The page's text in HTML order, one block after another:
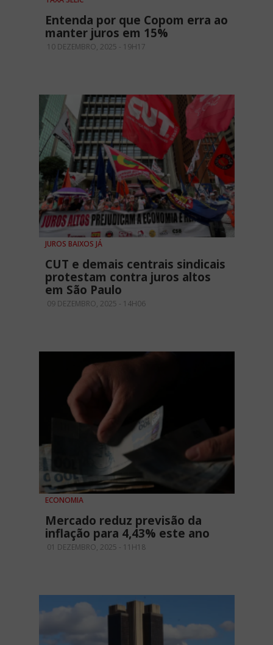
Entenda por que Copom erra ao
manter juros em 15%
10 DEZEMBRO, 2025 - 19H17
JUROS BAIXOS JÁ
CUT e demais centrais sindicais
protestam contra juros altos
em São Paulo
09 DEZEMBRO, 2025 - 14H06
ECONOMIA
Mercado reduz previsão da
inflação para 4,43% este ano
01 DEZEMBRO, 2025 - 11H18